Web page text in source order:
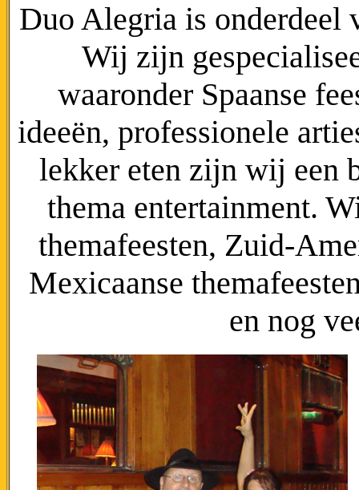
Duo Alegria is onderdeel
Wij zijn
waaronder Spaanse
ideeën, professionele
lekker eten zijn wij een
thema entertainment.
themafeesten, Zuid-
Mexicaanse
en nog